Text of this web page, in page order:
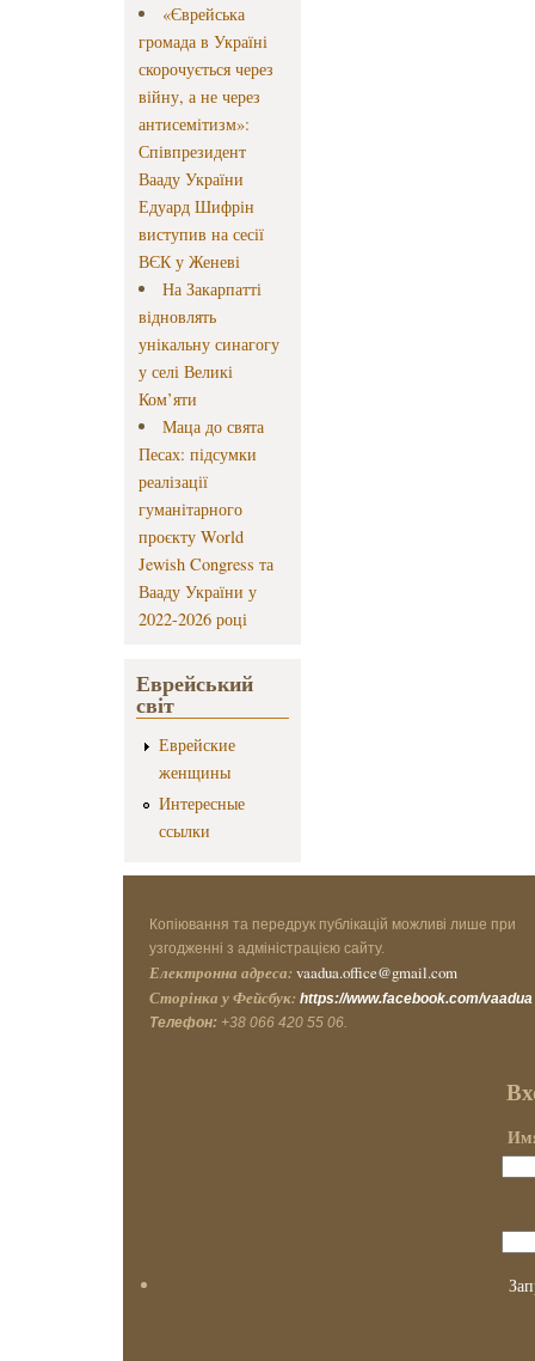
«Єврейська
громада в Україні
скорочується через
війну, а не через
антисемітизм»:
Співпрезидент
Вааду України
Едуард Шифрін
виступив на сесії
ВЄК у Женеві
На Закарпатті
відновлять
унікальну синагогу
у селі Великі
Ком’яти
Маца до свята
Песах: підсумки
реалізації
гуманітарного
проєкту World
Jewish Congress та
Вааду України у
2022-2026 році
Еврейський
світ
Еврейские
женщины
Интересные
ссылки
Копіювання та передрук публікацій можливі лише при
узгодженні з адміністрацією сайту.
Електронна адреса: vaadua.office@gmail.com
Сторінка у Фейсбук: https://www.facebook.com/vaadua
Телефон: +38 066 420 55 06.